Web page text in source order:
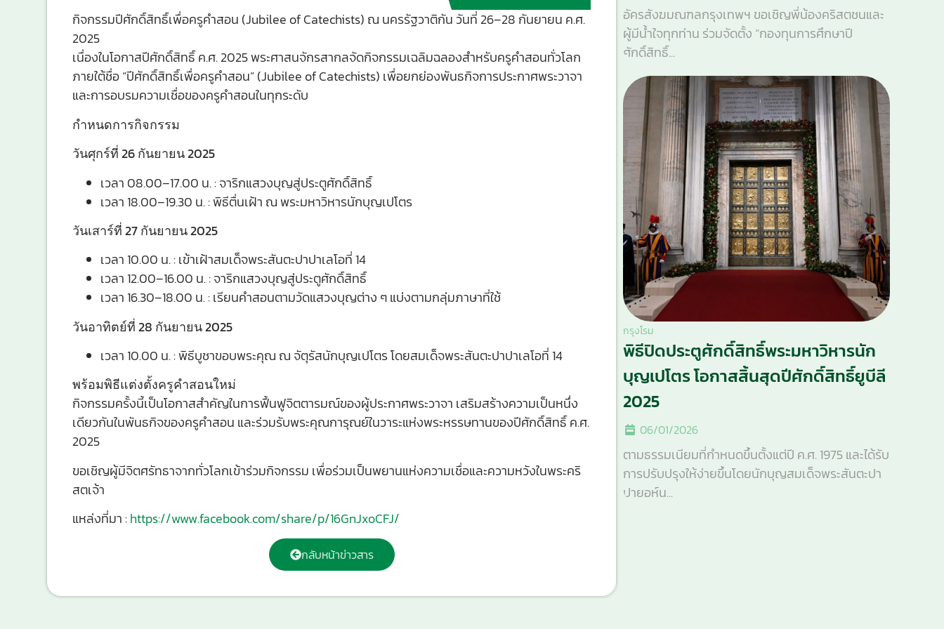
กิจกรรมปีศักดิ์สิทธิ์เพื่อครูคำสอน (Jubilee of Catechists) ณ นครรัฐวาติกัน วันที่ 26–28 กันยายน ค.ศ.
2025
เนื่องในโอกาสปีศักดิ์สิทธิ์ ค.ศ. 2025 พระศาสนจักรสากลจัดกิจกรรมเฉลิมฉลองสำหรับครูคำสอนทั่วโลก
ภายใต้ชื่อ “ปีศักดิ์สิทธิ์เพื่อครูคำสอน” (Jubilee of Catechists) เพื่อยกย่องพันธกิจการประกาศพระวาจา
และการอบรมความเชื่อของครูคำสอนในทุกระดับ
กำหนดการกิจกรรม
วันศุกร์ที่ 26 กันยายน 2025
เวลา 08.00–17.00 น. : จาริกแสวงบุญสู่ประตูศักดิ์สิทธิ์
เวลา 18.00–19.30 น. : พิธีตื่นเฝ้า ณ พระมหาวิหารนักบุญเปโตร
วันเสาร์ที่ 27 กันยายน 2025
เวลา 10.00 น. : เข้าเฝ้าสมเด็จพระสันตะปาปาเลโอที่ 14
เวลา 12.00–16.00 น. : จาริกแสวงบุญสู่ประตูศักดิ์สิทธิ์
เวลา 16.30–18.00 น. : เรียนคำสอนตามวัดแสวงบุญต่าง ๆ แบ่งตามกลุ่มภาษาที่ใช้
วันอาทิตย์ที่ 28 กันยายน 2025
เวลา 10.00 น. : พิธีบูชาขอบพระคุณ ณ จัตุรัสนักบุญเปโตร โดยสมเด็จพระสันตะปาปาเลโอที่ 14
พร้อมพิธีแต่งตั้งครูคำสอนใหม่
กิจกรรมครั้งนี้เป็นโอกาสสำคัญในการฟื้นฟูจิตตารมณ์ของผู้ประกาศพระวาจา เสริมสร้างความเป็นหนึ่ง
เดียวกันในพันธกิจของครูคำสอน และร่วมรับพระคุณการุณย์ในวาระแห่งพระหรรษทานของปีศักดิ์สิทธิ์ ค.ศ.
2025
ขอเชิญผู้มีจิตศรัทธาจากทั่วโลกเข้าร่วมกิจกรรม เพื่อร่วมเป็นพยานแห่งความเชื่อและความหวังในพระคริ
สตเจ้า
แหล่งที่มา :https://www.facebook.com/share/p/16GnJxoCFJ/
กลับหน้าข่าวสาร
อัครสังฆมณฑลกรุงเทพฯ ขอเชิญพี่น้องคริสตชนและ
ผู้มีน้ำใจทุกท่าน ร่วมจัดตั้ง “กองทุนการศึกษาปี
ศักดิ์สิทธิ์...
กรุงโรม
พิธีปิดประตูศักดิ์สิทธิ์พระมหาวิหารนัก
บุญเปโตร โอกาสสิ้นสุดปีศักดิ์สิทธิ์ยูบีลี
2025
06/01/2026
ตามธรรมเนียมที่กำหนดขึ้นตั้งแต่ปี ค.ศ. 1975 และได้รับ
การปรับปรุงให้ง่ายขึ้นโดยนักบุญสมเด็จพระสันตะปา
ปายอห์น...